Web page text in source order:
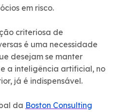
em risco.
criteriosa de
é uma necessidade
desejam se manter
a inteligência artificial, no
já é indispensável.
da Boston Consulting